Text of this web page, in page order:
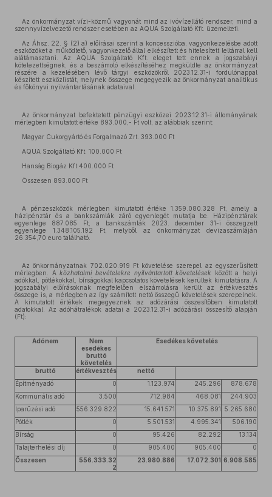
Az önkormányzat vízi-közmű vagyonát mind az ivóvízellátó rendszer, mind a
szennyvízelvezető rendszer esetében az AQUA Szolgáltató Kft. üzemelteti.
Az Áhsz. 22. § (2) a) előírásai szerint a koncesszióba, vagyonkezelésbe adott
eszközöket a működtető, vagyonkezelő által elkészített és hitelesített leltárral kell
alátámasztani. Az AQUA Szolgáltató Kft. eleget tett ennek a jogszabályi
kötelezettségnek, és a beszámoló elkészítéséhez megküldte az önkormányzat
részére a kezelésében lévő tárgyi eszközökről 2023.12.31-i fordulónappal
készített eszközlistát, melynek összege megegyezik az önkormányzat analitikus
és főkönyvi nyilvántartásának adataival.
Az önkormányzat befektetett pénzügyi eszközei 2023.12.31-i állományának
mérlegben kimutatott értéke 893.000,- Ft volt, az alábbiak szerint:
Magyar Cukorgyártó és Forgalmazó Zrt. 393.000 Ft
AQUA Szolgáltató Kft. 100.000 Ft
Hanság Biogáz Kft 400.000 Ft
Összesen 893.000 Ft
A pénzeszközök mérlegben kimutatott értéke 1.359.080.328 Ft, amely a
házipénztár és a bankszámlák záró egyenlegét mutatja be. Házipénztárak
egyenlege 887.085 Ft, a bankszámlák 2023. december 31-i összegzett
egyenlege 1.348.105.192 Ft, melyből az önkormányzat devizaszámláján
26.354,70 euro található.
Az önkormányzatnak 702.020.919 Ft követelése szerepel az egyszerűsített
mérlegben. Aközhatalmi bevételekre nyilvántartott követelések
között a helyi
adókkal, pótlékokkal, bírságokkal kapcsolatos követelések kerültek kimutatásra. A
jogszabályi előírásoknak megfelelően elszámolásra került az értékvesztés
összege is, a mérlegben az így számított nettó összegű követelések szerepelnek.
A kimutatott értékek megegyeznek az adózárási összesítőben kimutatott
adatokkal. Az adóhátralékok adatai a 2023.12.31-i adózárási összesítő alapján
(Ft):
Adónem
Nem
esedékes
bruttó
követelés
Esedékes követelés
bruttó értékvesztés
nettó
Építményadó
0 1.123.974 245.296
878.678
Kommunális adó
3.500 712.984 468.081
244.903
Iparűzési adó
556.329.822 15.641.571 10.375.891 5.265.680
Pótlék
0 5.501.531 4.995.341
506.190
Bírság
0 95.426 82.292
13.134
Talajterhelési díj
0 905.400 905.400
0
Összesen
556.333.32
2
23.980.886 17.072.301 6.908.585